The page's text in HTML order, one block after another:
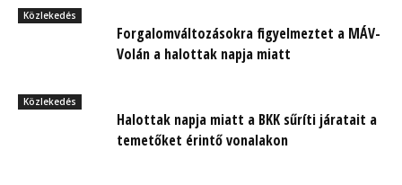
Közlekedés
Forgalomváltozásokra figyelmeztet a MÁV-
Volán a halottak napja miatt
Közlekedés
Halottak napja miatt a BKK sűríti járatait a
temetőket érintő vonalakon